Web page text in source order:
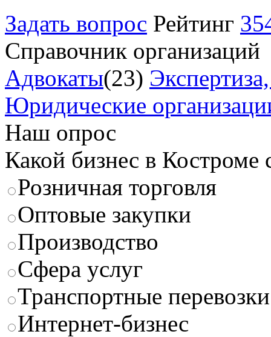
Задать вопрос Рейтинг
Справочник организаций
Адвокаты(23)
Юридические
Наш опрос
Какой бизнес в
Розничная торговля
Оптовые закупки
Производство
Сфера услуг
Транспортные перевозки
Интернет-бизнес